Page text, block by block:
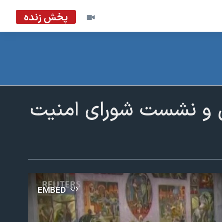
پخش زنده
و نشست شورای امنیت
EMBED